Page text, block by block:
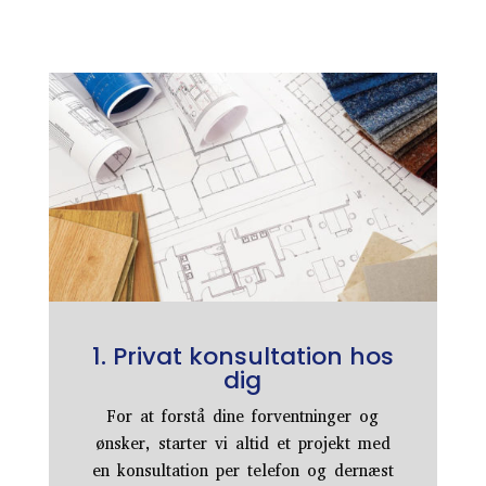
1. Privat konsultation hos
dig
For at forstå dine forventninger og
ønsker, starter vi altid et projekt med
en konsultation per telefon og dernæst